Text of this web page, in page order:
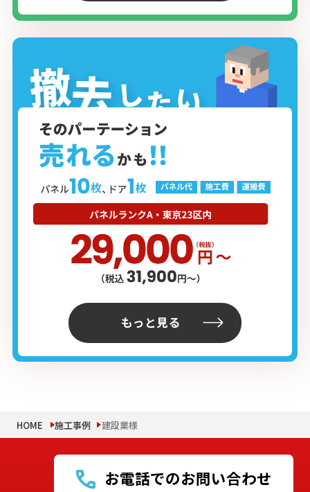
もっと見る
HOME 施工事例 建設業様
お電話でのお問い合わせ